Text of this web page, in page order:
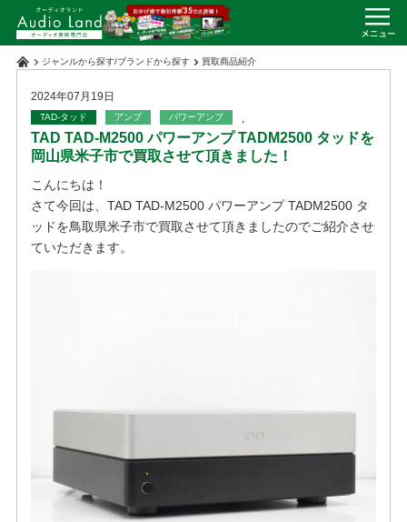
ジャンルから探す/ブランドから探す 買取商品紹介
2024年07月19日
TAD-タッド アンプ ,
パワーアンプ
TAD TAD-M2500 パワーアンプ TADM2500 タッドを
岡山県米子市で買取させて頂きました！
こんにちは！
さて今回は、TAD TAD-M2500 パワーアンプ TADM2500 タ
ッドを鳥取県米子市で買取させて頂きましたのでご紹介させ
ていただきます。